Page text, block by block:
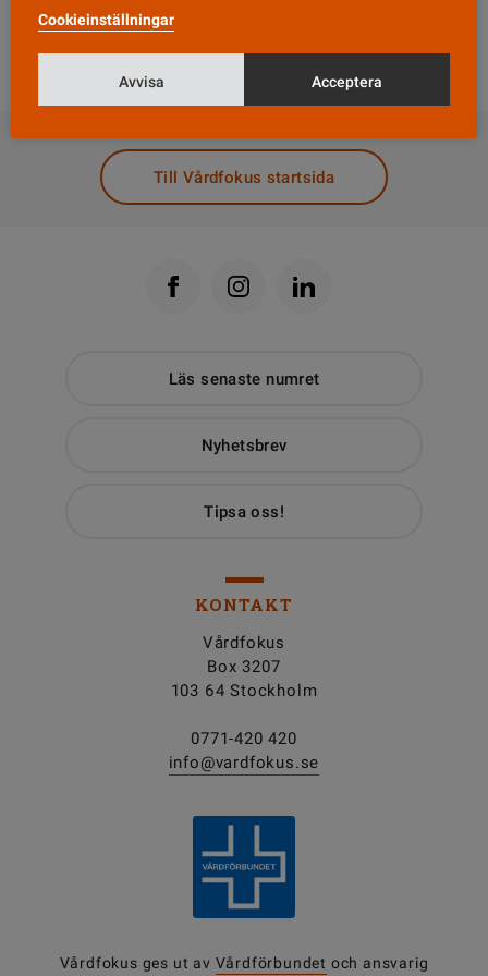
uppvaktade Vårdförbundet Gudrun med tårta på
hennes arbetsplats.
Till Vårdfokus startsida
Läs senaste numret
Nyhetsbrev
Tipsa oss!
KONTAKT
Vårdfokus
Box 3207
103 64 Stockholm
0771-420 420
info@vardfokus.se
Vårdfokus ges ut av Vårdförbundet och ansvarig
Cookieinställningar
Avvisa Acceptera